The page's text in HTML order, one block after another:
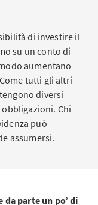
di investire il
su un conto di
aumentano
tutti gli altri
diversi
Chi
può
assumersi.
parte un po’ di